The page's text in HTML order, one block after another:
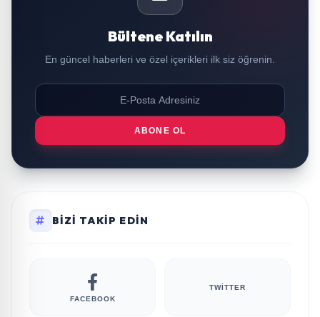
Bültene Katılın
En güncel haberleri ve özel içerikleri ilk siz öğrenin.
ABONE OL
BIZI TAKIP EDIN
FACEBOOK
TWITTER